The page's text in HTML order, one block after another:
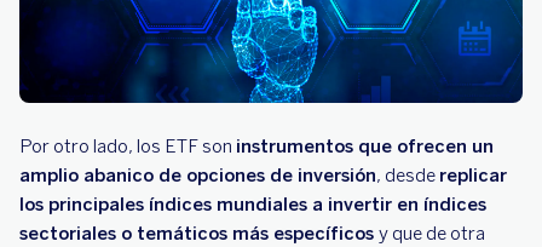
Por otro lado, los ETF son instrumentos que ofrecen un
amplio abanico de opciones de inversión, desde replicar
los principales índices mundiales a invertir en índices
sectoriales o temáticos más específicos y que de otra